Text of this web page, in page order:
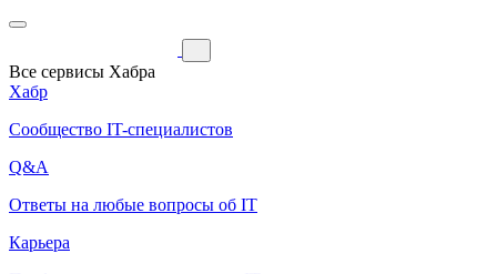
Все сервисы Хабра
Хабр
Сообщество IT-специалистов
Q&A
Ответы на любые вопросы об IT
Карьера